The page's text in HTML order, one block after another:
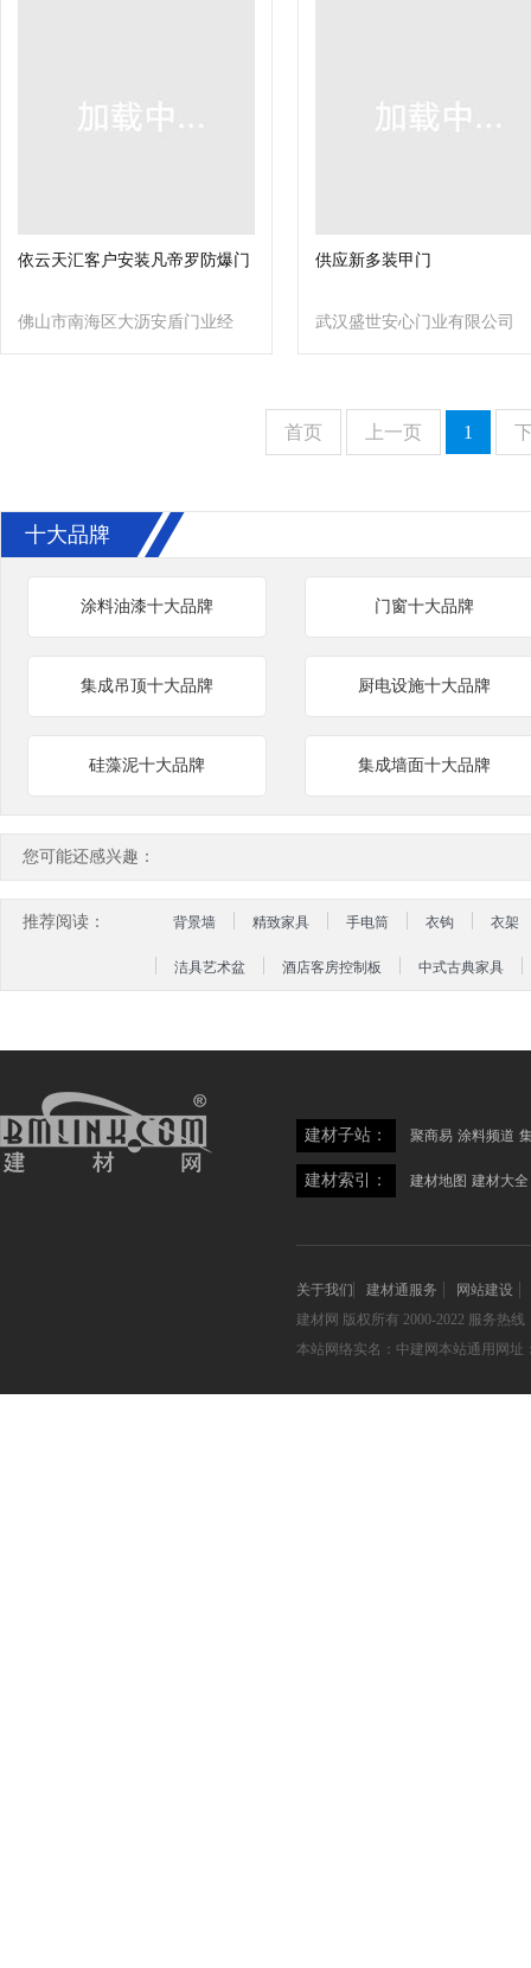
依云天汇客户安装凡帝罗防爆门
佛山市南海区大沥安盾门业经
营部
供应新多装甲门
武汉盛世安心门业有限公司
首页 上一页 1
十大品牌
涂料油漆十大品牌 门窗十大品牌
集成吊顶十大品牌 厨电设施十大品牌
硅藻泥十大品牌 集成墙面十大品牌
您可能还感兴趣：
推荐阅读： 背景墙 精致家具 手电筒 衣钩 衣架
洁具艺术盆 酒店客房控制板 中式古典家具
建材子站： 聚商易 涂料频道
建材索引： 建材地图 建材大全
关于我们 建材通服务
网站建设
建材网 版权所有 2000-2022 服务热线
本站网络实名：中建网本站通用网址